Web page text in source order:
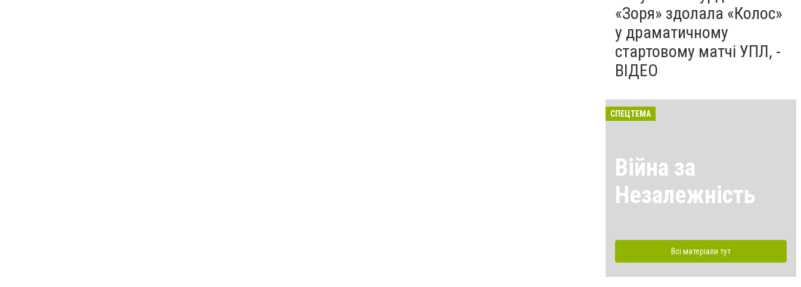
«Зоря» здолала «Колос»
у драматичному
стартовому матчі УПЛ, -
ВІДЕО
СПЕЦТЕМА
Війна за
Незалежність
Всі матеріали тут